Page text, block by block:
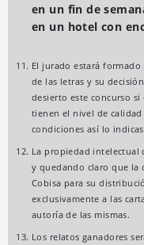
en un fin de
en un hotel con
El jurado estará
de las letras y su
desierto este concurso
tienen el nivel de
condiciones así lo
La propiedad intelectual
y quedando claro que la
Cobisa para su
exclusivamente a las
autoría de las mismas.
Los relatos ganadores